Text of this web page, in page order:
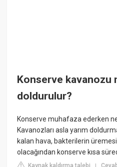
Konserve kavanozu
doldurulur?
Konserve muhafaza ederken
Kavanozları asla yarım
kalan hava, bakterilerin
olacağından konserve kısa
Kaynak kaldırma talebi |